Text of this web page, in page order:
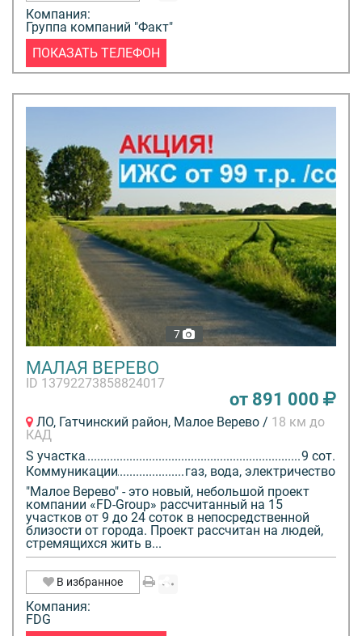
Компания:
Группа компаний "Факт"
ПОКАЗАТЬ ТЕЛЕФОН
7
МАЛАЯ ВЕРЕВО
ID 13792273858824017
от 891 000
ЛО, Гатчинский район, Малое Верево / 18 км до
КАД
S участка
9 сот.
Коммуникации
газ, вода, электричество
"Малое Верево" - это новый, небольшой проект
компании «FD-Group» рассчитанный на 15
участков от 9 до 24 соток в непосредственной
близости от города. Проект рассчитан на людей,
стремящихся жить в...
В избранное
Компания:
FDG